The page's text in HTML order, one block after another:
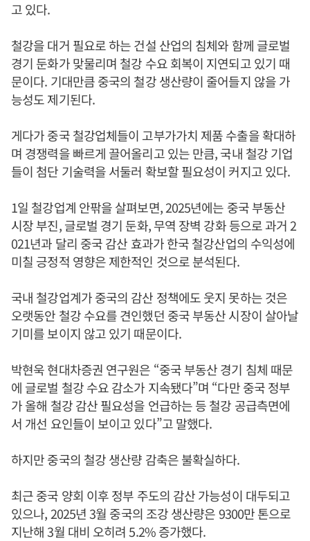
고 있다.
철강을 대거 필요로 하는 건설 산업의 침체와 함께 글로벌
경기 둔화가 맞물리며 철강 수요 회복이 지연되고 있기 때
문이다. 기대만큼 중국의 철강 생산량이 줄어들지 않을 가
능성도 제기된다.
게다가 중국 철강업체들이 고부가가치 제품 수출을 확대하
며 경쟁력을 빠르게 끌어올리고 있는 만큼, 국내 철강 기업
들이 첨단 기술력을 서둘러 확보할 필요성이 커지고 있다.
1일 철강업계 안팎을 살펴보면, 2025년에는 중국 부동산
시장 부진, 글로벌 경기 둔화, 무역 장벽 강화 등으로 과거 2
021년과 달리 중국 감산 효과가 한국 철강산업의 수익성에
미칠 긍정적 영향은 제한적인 것으로 분석된다.
국내 철강업계가 중국의 감산 정책에도 웃지 못하는 것은
오랫동안 철강 수요를 견인했던 중국 부동산 시장이 살아날
기미를 보이지 않고 있기 때문이다.
박현욱 현대차증권 연구원은 “중국 부동산 경기 침체 때문
에 글로벌 철강 수요 감소가 지속됐다”며 “다만 중국 정부
가 올해 철강 감산 필요성을 언급하는 등 철강 공급측면에
서 개선 요인들이 보이고 있다”고 말했다.
하지만 중국의 철강 생산량 감축은 불확실하다.
최근 중국 양회 이후 정부 주도의 감산 가능성이 대두되고
있으나, 2025년 3월 중국의 조강 생산량은 9300만 톤으로
지난해 3월 대비 오히려 5.2% 증가했다.